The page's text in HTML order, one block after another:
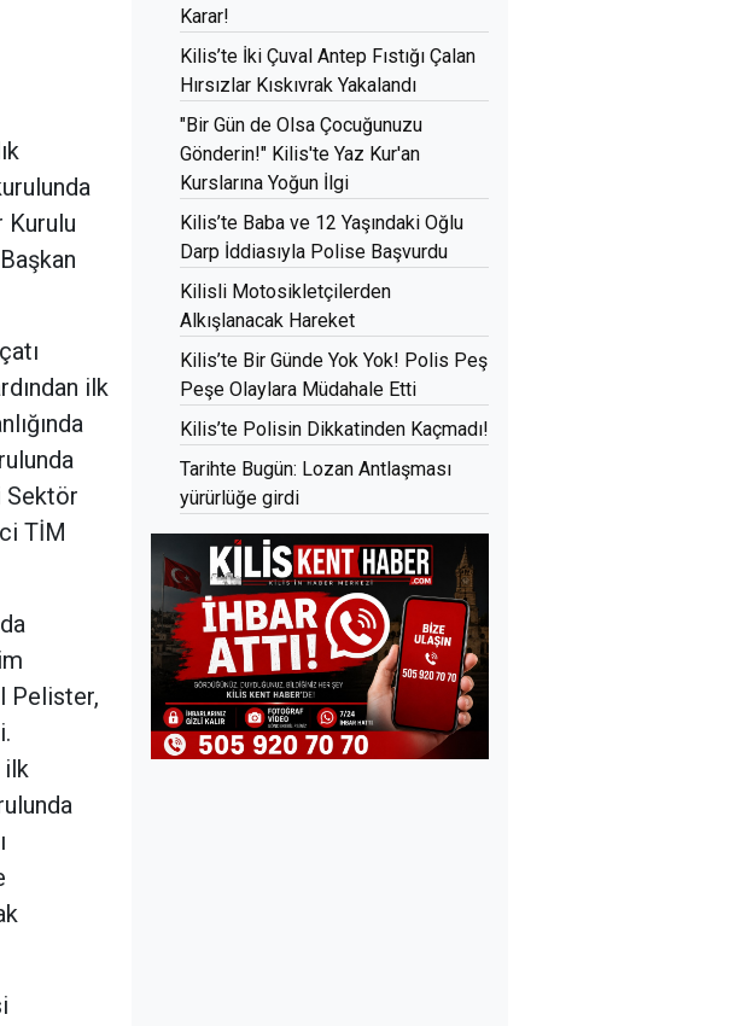
Kurulu
ilk
Sektör
TİM
Pelister,
ilk
Karar!
Kilis’te İki Çuval Antep Fıstığı Çalan
Hırsızlar Kıskıvrak Yakalandı
"Bir Gün de Olsa Çocuğunuzu
Gönderin!" Kilis'te Yaz Kur'an
Kurslarına Yoğun İlgi
Kilis’te Baba ve 12 Yaşındaki Oğlu
Darp İddiasıyla Polise Başvurdu
Kilisli Motosikletçilerden
Alkışlanacak Hareket
Kilis’te Bir Günde Yok Yok! Polis Peş
Peşe Olaylara Müdahale Etti
Kilis’te Polisin Dikkatinden Kaçmadı!
Tarihte Bugün: Lozan Antlaşması
yürürlüğe girdi